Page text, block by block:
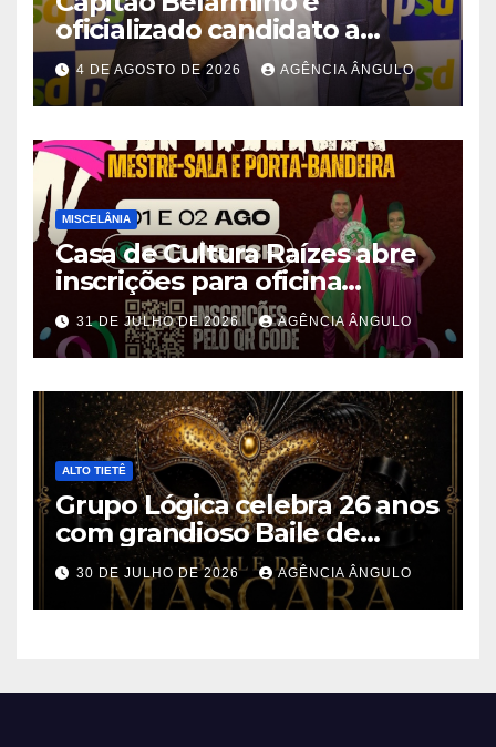
oficializado candidato a
deputado estadual pelo PSD
durante convenção em São
Paulo
4 DE AGOSTO DE 2026 AGÊNCIA ÂNGULO
MISCELÂNIA
Casa de Cultura Raízes abre
inscrições para oficina
gratuita de Mestre-Sala e
Porta-Bandeira em Ferraz de
Vasconcelos
31 DE JULHO DE 2026 AGÊNCIA ÂNGULO
ALTO TIETÊ
Grupo Lógica celebra 26 anos
com grandioso Baile de
Máscaras em Suzano
30 DE JULHO DE 2026 AGÊNCIA ÂNGULO